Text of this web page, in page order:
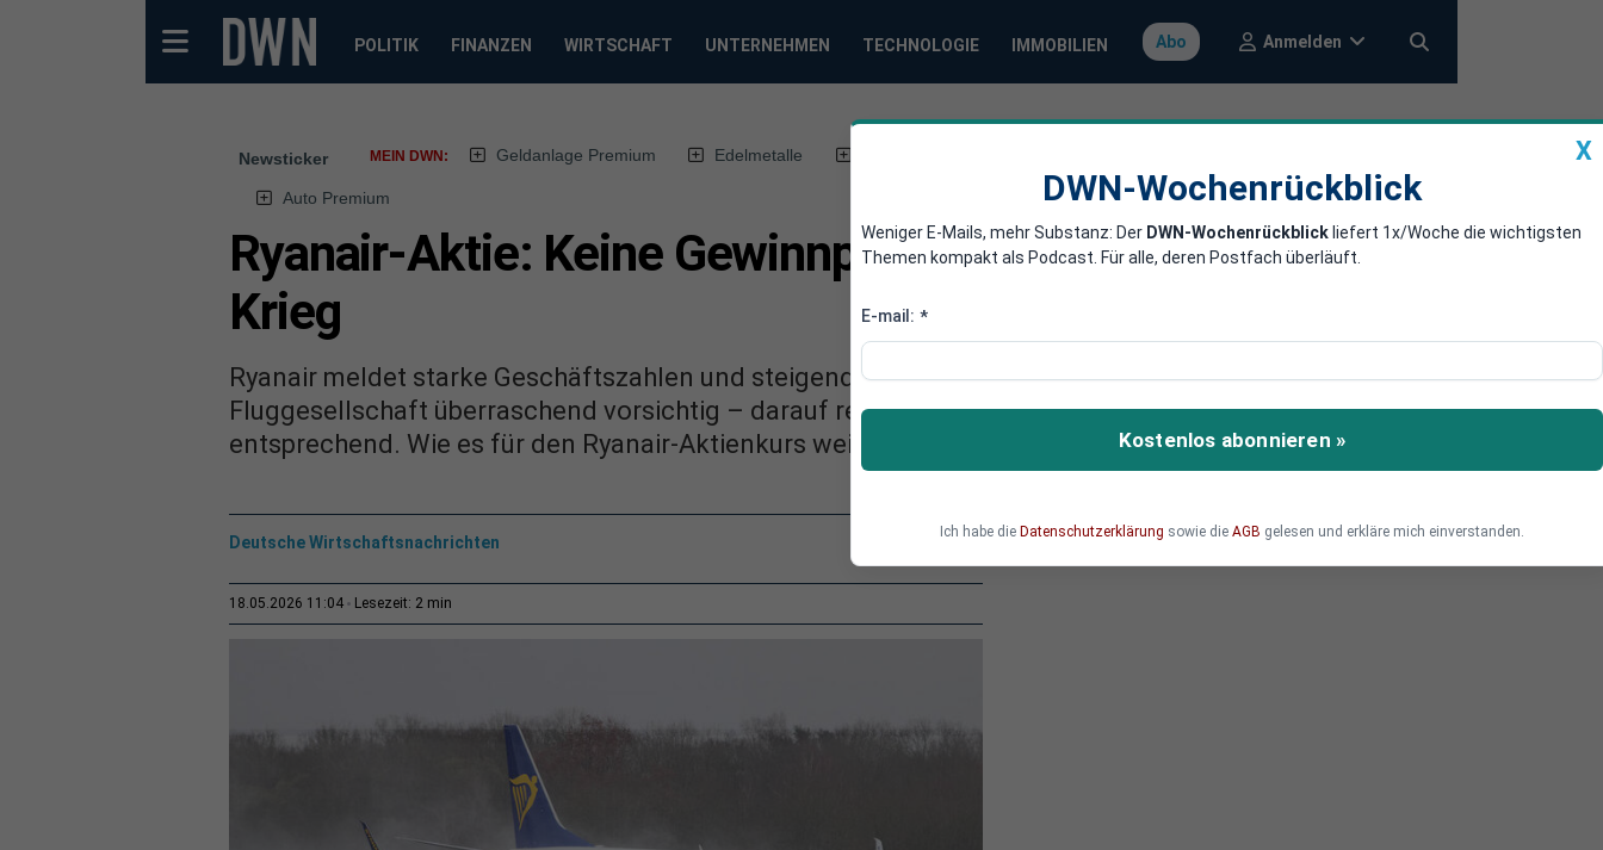
POLITIK FINANZEN WIRTSCHAFT UNTERNEHMEN TECHNOLOGIE IMMOBILIEN Abo Anmelden
Newsticker MEIN DWN: Geldanlage Premium Edelmetalle
Auto Premium
Ryanair-Aktie: Keine Gewinnprognose wegen Iran-
Krieg
Ryanair meldet starke Geschäftszahlen und steigende Umsätze, doch beim Ausblick bleibt die
Fluggesellschaft überraschend vorsichtig – darauf reagiert die Ryanair-Aktie am Montag
entsprechend. Wie es für den Ryanair-Aktienkurs weitergeht und wie Anleger reagieren sollten.
Deutsche Wirtschaftsnachrichten
18.05.2026 11:04 Lesezeit: 2 min
X
DWN-Wochenrückblick
Weniger E-Mails, mehr Substanz: Der DWN-Wochenrückblick liefert 1x/Woche die wichtigsten
Themen kompakt als Podcast. Für alle, deren Postfach überläuft.
E-mail: *
Kostenlos abonnieren »
Ich habe die Datenschutzerklärung sowie die AGB gelesen und erkläre mich einverstanden.